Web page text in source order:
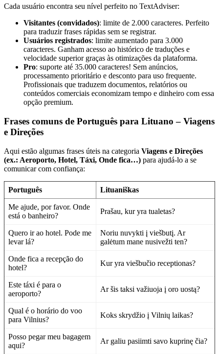
Cada usuário encontra seu nível perfeito no TextAdviser:
Visitantes (convidados): limite de 2.000 caracteres. Perfeito
para traduzir frases rápidas sem se registrar.
Usuários registrados: limite aumentado para 3.000
caracteres. Ganham acesso ao histórico de traduções e
velocidade superior graças às otimizações da plataforma.
Pro: suporte até 35.000 caracteres! Sem anúncios,
processamento prioritário e desconto para uso frequente.
Profissionais que traduzem documentos, relatórios ou
conteúdos comerciais economizam tempo e dinheiro com essa
opção premium.
Frases comuns de Português para Lituano – Viagens
e Direções
Aqui estão algumas frases úteis na categoria Viagens e Direções
(ex.: Aeroporto, Hotel, Táxi, Onde fica…) para ajudá-lo a se
comunicar com confiança:
Português Lituaniškas
Me ajude, por favor. Onde
está o banheiro?
Prašau, kur yra tualetas?
Quero ir ao hotel. Pode me
levar lá?
Noriu nuvykti į viešbutį. Ar
galėtum mane nusivežti ten?
Onde fica a recepção do
hotel?
Kur yra viešbučio receptionas?
Este táxi é para o
aeroporto?
Ar šis taksi važiuoja į oro uostą?
Qual é o horário do voo
para Vilnius?
Koks skrydžio į Vilnių laikas?
Posso pegar meu bagagem
aqui?
Ar galiu pasiimti savo kuprinę čia?